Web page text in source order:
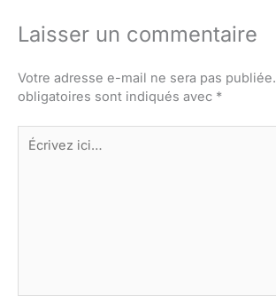
Laisser un commentaire
Votre adresse e-mail ne sera pas publiée.
obligatoires sont indiqués avec *
Écrivez
ici…